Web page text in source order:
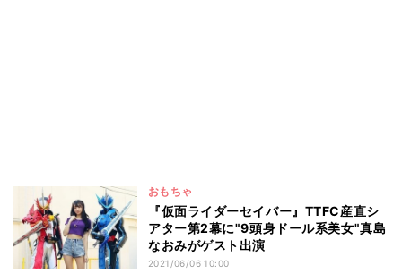
おもちゃ
『仮面ライダーセイバー』TTFC産直シ
アター第2幕に"9頭身ドール系美女"真島
なおみがゲスト出演
2021/06/06 10:00